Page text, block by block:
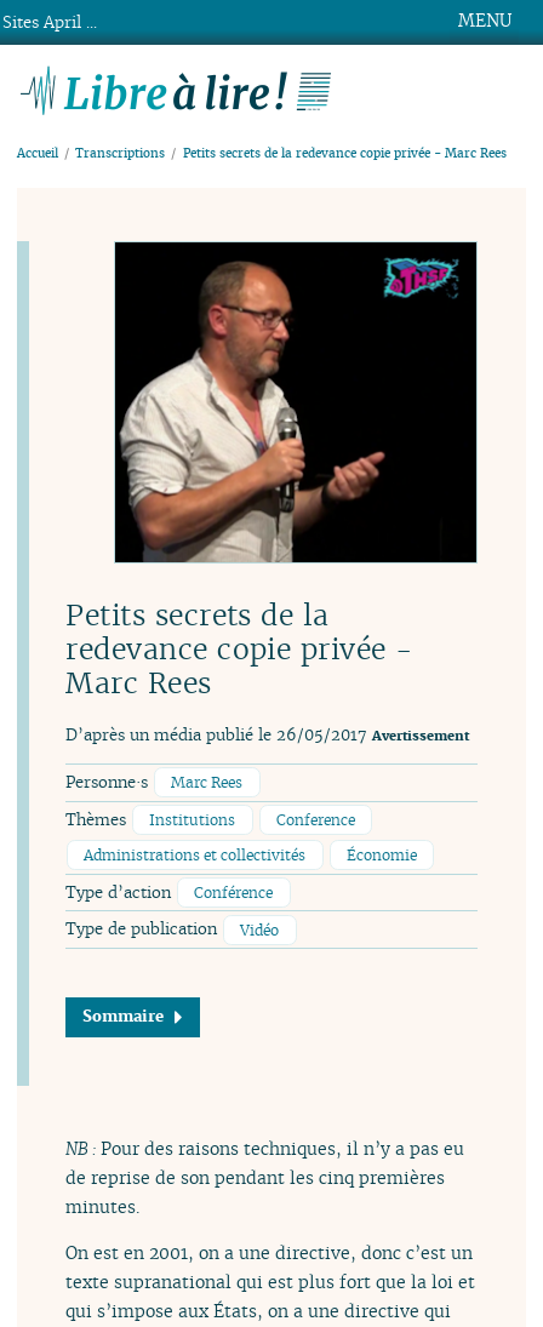
MENU
Accueil Transcriptions Petits secrets de la redevance copie privée - Marc Rees
Petits secrets de la
redevance copie privée -
Marc Rees
D’après un média publié le 26/05/2017 Avertissement
Personne·s Marc Rees
Thèmes Institutions
Conference
Administrations et collectivités
Économie
Type d’action Conférence
Type de publication Vidéo
Sommaire
NB :Pour des raisons techniques, il n’y a pas eu
de reprise de son pendant les cinq premières
minutes.
On est en 2001, on a une directive, donc c’est un
texte supranational qui est plus fort que la loi et
qui s’impose aux États, on a une directive qui
Sites April ...